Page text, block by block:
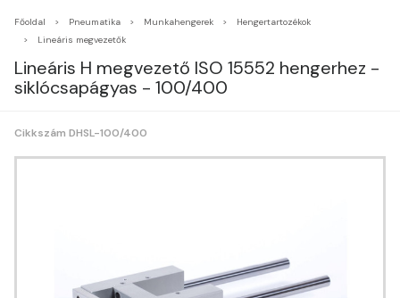
Főoldal Pneumatika Munkahengerek
Hengertartozékok
Lineáris megvezetők
Lineáris H megvezető ISO 15552 hengerhez -
siklócsapágyas - 100/400
Cikkszám DHSL-100/400